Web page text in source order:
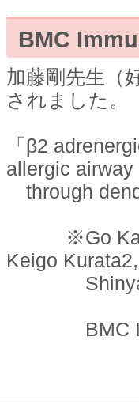
BMC
加藤剛先生
されました。
「β2
allergic
through
※Go Kato1,
Keigo
Shinya
BMC